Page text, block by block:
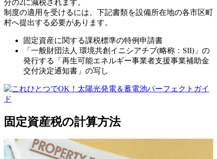
分の2に減税されます。
制度の適用を受けるには、下記書類を設備所在地の各市区町
村へ提出する必要があります。
固定資産に関する課税標準の特例申請書
「一般財団法人 環境共創イニシアチブ(略称：SII)」の
発行する「再生可能エネルギー事業者支援事業補助金
交付決定通知書」の写し
固定資産税の計算方法